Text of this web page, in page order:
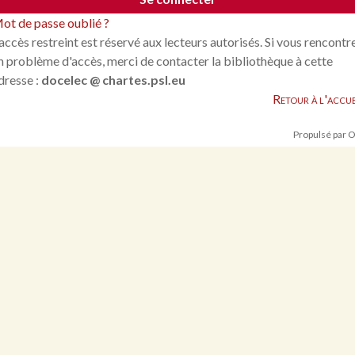
de passe oublié ?
restreint est réservé aux lecteurs autorisés. Si vous
problème d'accès, merci de contacter la bibliothèque à cette
: docelec @ chartes.psl.eu
Retour à
Propulsé par